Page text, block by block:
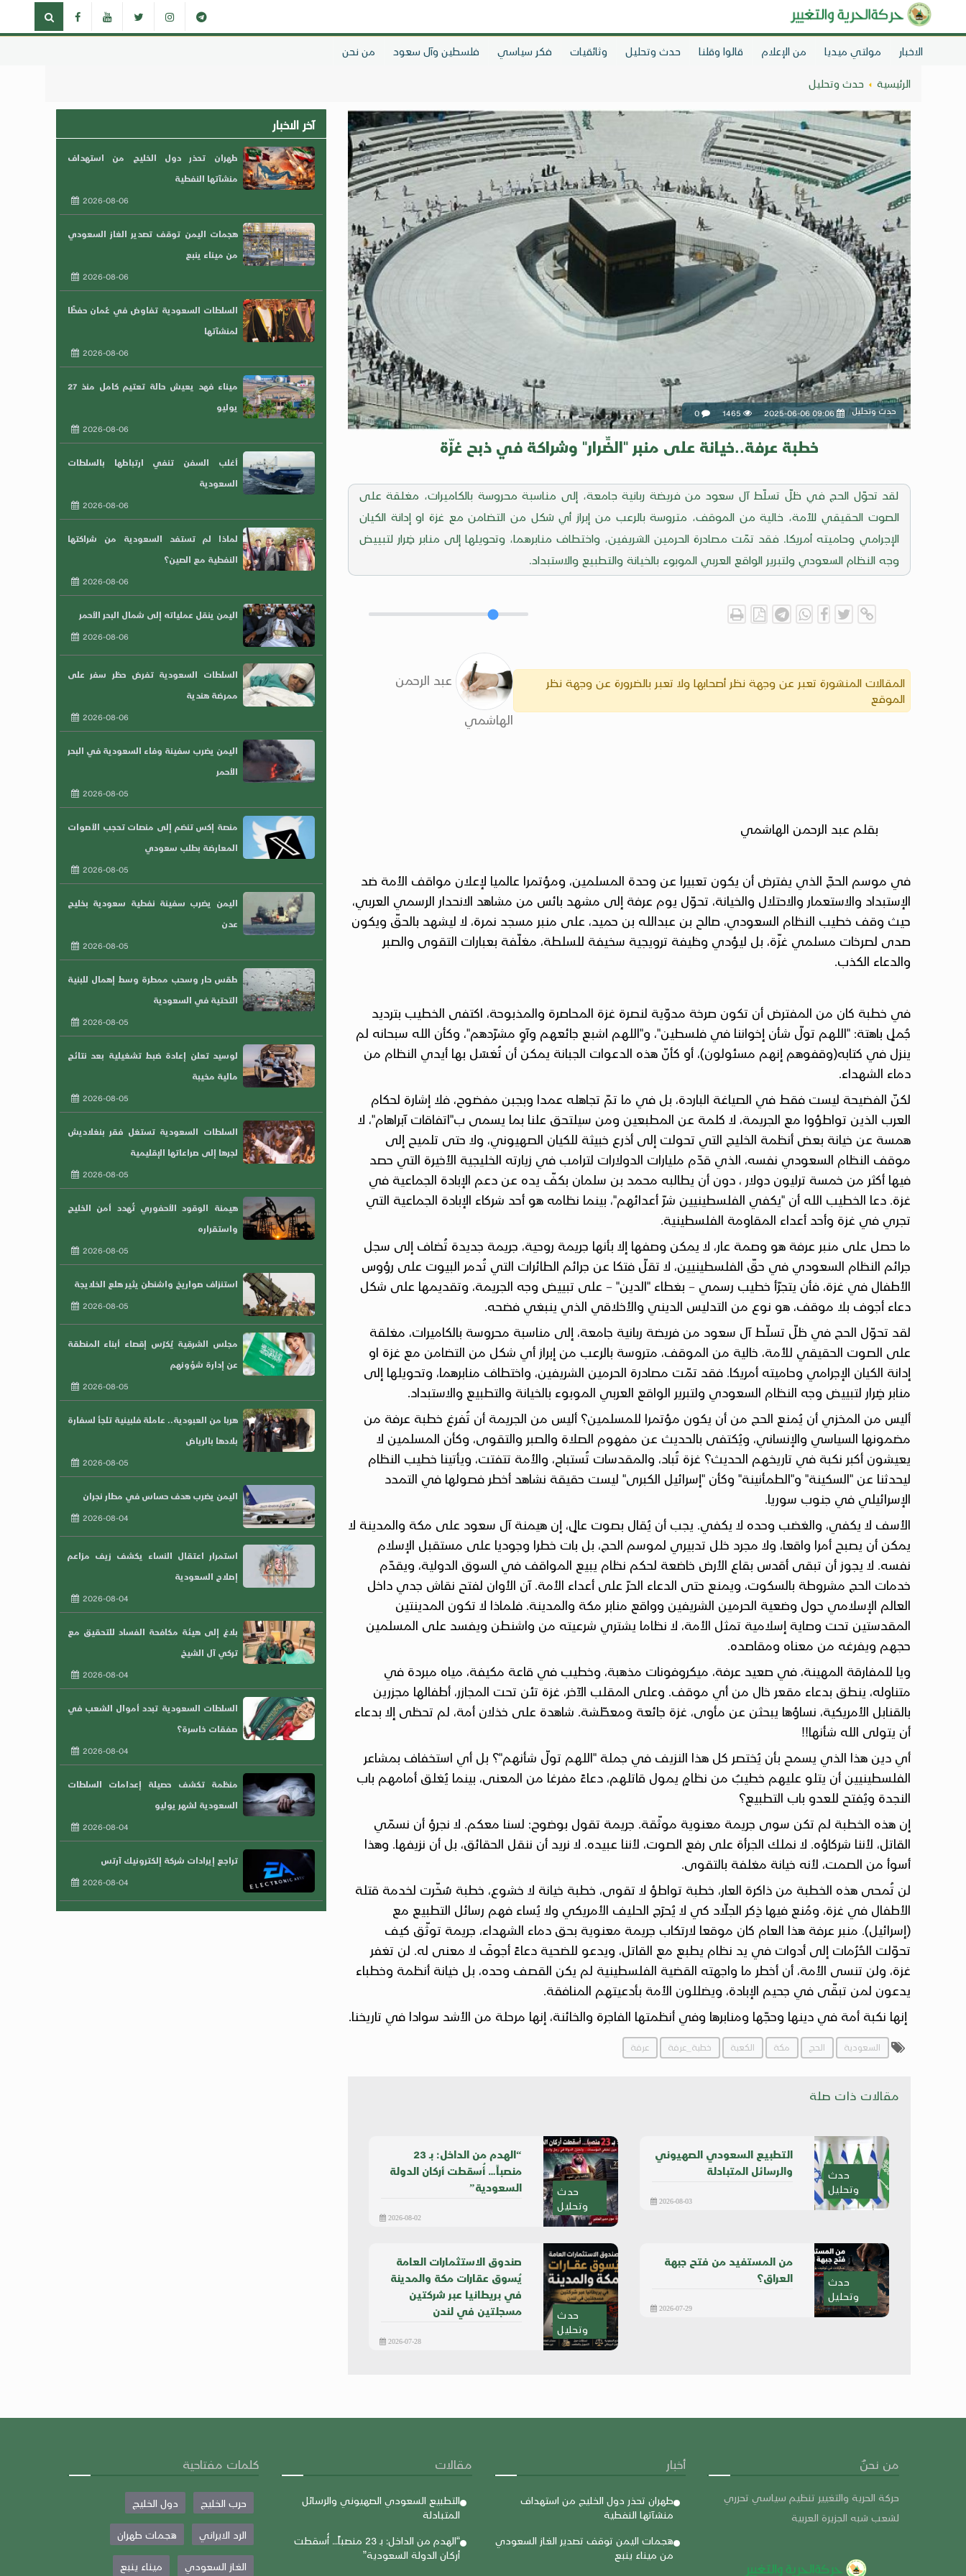
الاخبار مولتي ميديا من الإعلام قالوا وقلنا حدث وتحليل وثائقيات فكر سياسي فلسطين وآل سعود من نحن
الرئيسية حدث وتحليل
حدث وتحليل 2025-06-06 09:06
1465
0
خطبة عرفة..خيانة على منبر "الضِّرار" وشراكة في ذبح غزّة
لقد تحوّل الحج في ظلّ تسلّط آل سعود من فريضة ربانية جامعة، إلى مناسبة محروسة بالكاميرات، مغلقة على
الصوت الحقيقي للأمة، خالية من الموقف، متروسة بالرعب من إبراز أي شكل من التضامن مع غزة او إدانة الكيان
الإجرامي وحاميته أمريكا. فقد تمّت مصادرة الحرمين الشريفين، واختطاف منابرهما، وتحويلها إلى منابر ضِرار لتبييض
وجه النظام السعودي ولتبرير الواقع العربي الموبوء بالخيانة والتطبيع والاستبداد.
المقالات المنشورة تعبر عن وجهة نظر أصحابها ولا تعبر بالضرورة عن وجهة نظر
الموقع
عبد الرحمن
الهاشمي
بقلم عبد الرحمن الهاشمي
في موسم الحجّ الذي يفترض أن يكون تعبيرا عن وحدة المسلمين، ومؤتمرا عالميا لإعلان مواقف الأمة ضد
الإستبداد والاستعمار والاحتلال والخيانة، تحوّل يوم عرفة إلى مشهد بائس من مشاهد الانحدار الرسمي العربي،
حيث وقف خطيب النظام السعودي، صالح بن عبدالله بن حميد، على منبر مسجد نمرة، لا ليشهد بالحقّ ويكون
صدى لصرخات مسلمي غزّة، بل ليؤدي وظيفة ترويجية سخيفة للسلطة، مغلّفة بعبارات التقوى والصبر
والدعاء الكذب.
في خطبة كان من المفترض أن تكون صرخة مدوّية لنصرة غزة المحاصرة والمذبوحة، اكتفى الخطيب بترديد
جُملٍ باهتة: "اللهم تولّ شأن إخواننا في فلسطين"، و"اللهم اشبع جائعهم وآوِ مشرّدهم"، وكأن الله سبحانه لم
ينزل في كتابه(وقفوهم إنهم مسئولون)، أو كأنّ هذه الدعوات الجبانة يمكن أن تُغسَل بها أيدي النظام من
دماء الشهداء.
لكنّ الفضيحة ليست فقط في الصياغة الباردة، بل في ما تمّ تجاهله عمدا وبجبن مفضوح، فلا إشارة لحكام
العرب الذين تواطؤوا مع الجريمة، لا كلمة عن المطبعين ومن سيلتحق علنا بما يسمى ب"اتفاقات آبراهام"، لا
همسة عن خيانة بعض أنظمة الخليج التي تحولت إلى أذرع خبيثة للكيان الصهيوني، ولا حتى تلميح إلى
موقف النظام السعودي نفسه، الذي قدّم مليارات الدولارات لترامب في زيارته الخليجية الأخيرة التي حصد
فيها أكثر من خمسة ترليون دولار ، دون أن يطالبه محمد بن سلمان بكفّ يده عن دعم الإبادة الجماعية في
غزة. دعا الخطيب الله أن "يكفي الفلسطينيين شرّ أعدائهم"، بينما نظامه هو أحد شركاء الإبادة الجماعية التي
تجري في غزة وأحد أعداء المقاومة الفلسطينية.
ما حصل على منبر عرفة هو وصمة عار، لا يمكن وصفها إلا بأنها جريمة روحية، جريمة جديدة تُضاف إلى سجل
جرائم النظام السعودي في حقّ الفلسطينيين، لا تقلّ فتكا عن جرائم الطائرات التي تُدمر البيوت على رؤوس
الأطفال في غزة، فأن يتجرّأ خطيب رسمي – بغطاء "الدين" – على تبييض وجه الجريمة، وتقديمها على شكل
دعاء أجوف بلا موقف، هو نوع من التدليس الديني والأخلاقي الذي ينبغي فضحه.
لقد تحوّل الحج في ظلّ تسلّط آل سعود من فريضة ربانية جامعة، إلى مناسبة محروسة بالكاميرات، مغلقة
على الصوت الحقيقي للأمة، خالية من الموقف، متروسة بالرعب من إبراز أي شكل من التضامن مع غزة او
إدانة الكيان الإجرامي وحاميته أمريكا. فقد تمّت مصادرة الحرمين الشريفين، واختطاف منابرهما، وتحويلها إلى
منابر ضِرار لتبييض وجه النظام السعودي ولتبرير الواقع العربي الموبوء بالخيانة والتطبيع والاستبداد.
أليس من المخزي أن يُمنع الحج من أن يكون مؤتمرا للمسلمين؟ أليس من الجريمة أن تُفرغ خطبة عرفة من
مضمونها السياسي والإنساني، ويُكتفى بالحديث عن مفهوم الصلاة والصبر والتقوى، وكأن المسلمين لا
يعيشون أكبر نكبة في تاريخهم الحديث؟ غزة تُباد، والمقدسات تُستباح، والأمة تتفتت، ويأتينا خطيب النظام
ليحدثنا عن "السكينة" و"الطمأنينة" وكأن "إسرائيل الكبرى" ليست حقيقة نشاهد أخطر فصولها في التمدد
الإسرائيلي في جنوب سوريا.
الأسف لا يكفي، والغضب وحده لا يكفي. يجب أن يُقال بصوت عالٍ، إن هيمنة آل سعود على مكة والمدينة لا
يمكن أن يصبح أمرا واقعا، ولا مجرد خلل تدبيري لموسم الحج، بل بات خطرا وجوديا على مستقبل الإسلام
نفسه. لا يجوز أن تبقى أقدس بقاع الأرض خاضعة لحكم نظام يبيع المواقف في السوق الدولية، ويقدّم
خدمات الحج مشروطة بالسكوت، ويمنع حتى الدعاء الحرّ على أعداء الأمة. آن الأوان لفتح نقاش جدي داخل
العالم الإسلامي حول وضعية الحرمين الشريفين وواقع منابر مكة والمدينة. فلماذا لا تكون المدينتين
المقدستين تحت وصاية إسلامية تمثل الأمة، لا نظاما يشتري شرعيته من واشنطن ويفسد على المسلمين
حجهم ويفرغه من معناه ومقاصده.
ويا للمفارقة المهينة، في صعيد عرفة، ميكروفونات مذهبة، وخطيب في قاعة مكيفة، مياه مبردة في
متناوله، ينطق بدعاء مقعر خال من أي موقف. وعلى المقلب الآخر، غزة تئن تحت المجازر، أطفالها مجزرين
بالقنابل الأمريكية، نساؤها يبحثن عن مأوى، غزة جائعة ومعطّشة. شاهدة على خذلان أمة، لم تحظى إلا بدعاء
أن يتولى الله شأنها!!
أي دين هذا الذي يسمح بأن يُختصر كل هذا النزيف في جملة "اللهم تولّ شأنهم"؟ بل أي استخفاف بمشاعر
الفلسطينيين أن يتلو عليهم خطيبٌ من نظامٍ يمول قاتلهم، دعاءً مفرغا من المعنى، بينما يُغلق أمامهم باب
النجدة ويُفتح للعدو باب التطبيع؟
إن هذه الخطبة لم تكن سوى جريمة معنوية موثّقة. جريمة تقول بوضوح: لسنا معكم. لا نجرؤ أن نسمّي
القاتل، لأننا شركاؤه. لا نملك الجرأة على رفع الصوت، لأننا عبيده. لا نريد أن ننقل الحقائق، بل أن نزيفها. وهذا
أسوأ من الصمت، لأنه خيانة مغلفة بالتقوى.
لن تُمحى هذه الخطبة من ذاكرة العار، خطبة تواطؤ لا تقوى، خطبة خيانة لا خشوع، خطبة سُخّرت لخدمة قتلة
الأطفال في غزة، ومُنع فيها ذِكر الجلّاد كي لا يُحرَج الحليف الأمريكي ولا يُساء فهم رسائل التطبيع مع
(إسرائيل). منبر عرفة هذا العام كان موقعا لارتكاب جريمة معنوية بحق دماء الشهداء، جريمة توثّق كيف
تحوّلت الحُرُمات إلى أدوات في يد نظام يطبع مع القاتل، ويدعو للضحية دعاءً أجوفَ لا معنى له. لن تغفر
غزة، ولن تنسى الأمة، أن أخطر ما واجهته القضية الفلسطينية لم يكن القصف وحده، بل خيانة أنظمة وخطباء
يدعون لمن تبقّى في جحيم الإبادة، ويضللون الأمة بأدعيتهم المنافقة.
إنها نكبة أمة في دينها وحجّها ومنابرها وفي أنظمتها الفاجرة والخائنة، إنها مرحلة من الأشد سوادا في تاريخنا.
السعودية الحج مكة الكعبة خطبة_عرفة عرفة
مقالات ذات صلة
حدث
وتحليل
التطبيع السعودي الصهيوني
والرسائل المتبادلة
2026-08-03
حدث
وتحليل
“الهدم من الداخل: بـ 23
منصباً… أُسقطت أركان الدولة
السعودية”
2026-08-02
حدث
وتحليل
من المستفيد من فتح جبهة
العراق؟
2026-07-29
حدث
وتحليل
صندوق الاستثمارات العامة
يُسوق عقارات مكة والمدينة
في بريطانيا عبر شركتين
مسجلتين في لندن
2026-07-28
آخر الاخبار
طهران تحذر دول الخليج من استهداف
منشآتها النفطية
2026-08-06
هجمات اليمن توقف تصدير الغاز السعودي
من ميناء ينبع
2026-08-06
السلطات السعودية تفاوض في عُمان حفظًا
لمنشآتها
2026-08-06
ميناء فهد يعيش حالة تعتيم كامل منذ 27
يوليو
2026-08-06
أغلب السفن تنفي ارتباطها بالسلطات
السعودية
2026-08-06
لماذا لم تستفد السعودية من شراكتها
النفطية مع الصين؟
2026-08-06
اليمن ينقل عملياته إلى شمال البحر الأحمر
2026-08-06
السلطات السعودية تفرض حظر سفر على
ممرضة هندية
2026-08-06
اليمن يضرب سفينة وفاء السعودية في البحر
الأحمر
2026-08-05
منصة إكس تنضم إلى منصات تحجب الأصوات
المعارضة بطلب سعودي
2026-08-05
اليمن يضرب سفينة نفطية سعودية بخليج
عدن
2026-08-05
طقس حار وسحب ممطرة وسط إهمال للبنية
التحتية في السعودية
2026-08-05
لوسيد تعلن إعادة ضبط تشغيلية بعد نتائج
مالية مخيبة
2026-08-05
السلطات السعودية تستغل فقر بنغلاديش
لجرها إلى صراعاتها الإقليمية
2026-08-05
هيمنة الوقود الأحفوري تُهدد أمن الخليج
واستقراره
2026-08-05
استنزاف صواريخ واشنطن يثير هلع الخلايجة
2026-08-05
مجلس الشرقية يُكرّس إقصاء أبناء المنطقة
عن إدارة شؤونهم
2026-08-05
هربا من العبودية.. عاملة فلبينية تلجأ لسفارة
بلادها بالرياض
2026-08-05
اليمن يضرب هدف حساس في مطار نجران
2026-08-04
استمرار اعتقال النساء يكشف زيف مزاعم
إصلاح السعودية
2026-08-04
بلاغ إلى هيئة مكافحة الفساد للتحقيق مع
تركي آل الشيخ
2026-08-04
السلطات السعودية تبدد أموال الشعب في
صفقات خاسرة؟
2026-08-04
منظمة تكشف حصيلة إعدامات السلطات
السعودية لشهر يوليو
2026-08-04
تراجع إيرادات شركة إلكترونيك آرتس
2026-08-04
من نحنٌ
حركة الحرية والتغيير تنظيم سياسي تحرري
لشعب شبه الجزيرة العربية
أخبار
طهران تحذر دول الخليج من استهداف
منشآتها النفطية
هجمات اليمن توقف تصدير الغاز السعودي
من ميناء ينبع
مقالات
التطبيع السعودي الصهيوني والرسائل
المتبادلة
“الهدم من الداخل: بـ 23 منصباً… أُسقطت
أركان الدولة السعودية”
كلمات مفتاحية
حرب الخليج دول الخليج
الرد الايراني هجمات طهران
الغاز السعودي ميناء ينبع